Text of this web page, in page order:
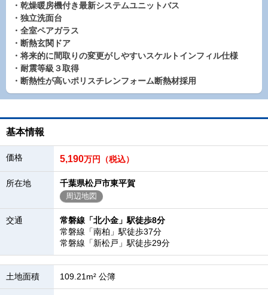
・乾燥暖房機付き最新システムユニットバス
・独立洗面台
・全室ペアガラス
・断熱玄関ドア
・将来的に間取りの変更がしやすいスケルトインフィル仕様
・耐震等級３取得
・断熱性が高いポリスチレンフォーム断熱材採用
基本情報
価格 5,190万円（税込）
所在地 千葉県松戸市東平賀
周辺地図
交通
常磐線「北小金」駅徒歩8分
常磐線「南柏」駅徒歩37分
常磐線「新松戸」駅徒歩29分
土地面積 109.21m² 公簿